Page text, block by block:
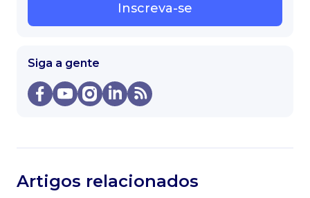
Inscreva-se
Siga a gente
Artigos relacionados